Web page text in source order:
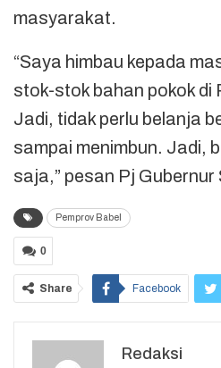
masyarakat.
“Saya himbau kepada
stok-stok bahan pokok di
Jadi, tidak perlu belanja
sampai menimbun. Jadi,
saja,” pesan Pj
Pemprov Babel
0
Share Facebook
Redaksi